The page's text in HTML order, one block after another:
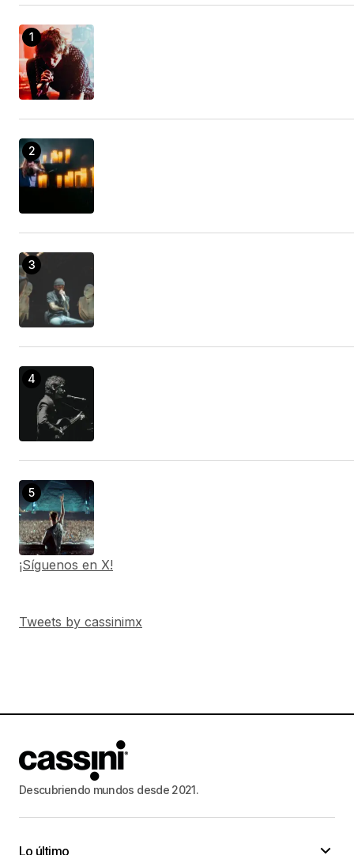
¡Síguenos en X!
Tweets by cassinimx
Descubriendo mundos desde 2021.
Lo último